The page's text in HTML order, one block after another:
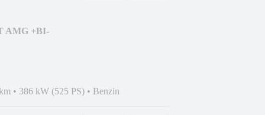
AMG +BI-
• 386 kW (525 PS) • Benzin